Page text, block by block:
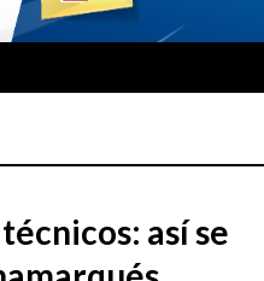
así se